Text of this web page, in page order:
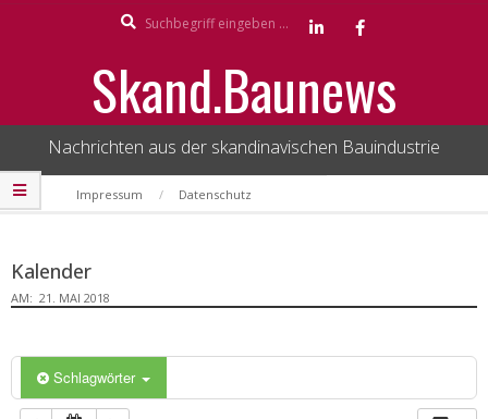
Skand.Baunews
Nachrichten aus der skandinavischen Bauindustrie
Secondary
Navigation
Impressum Datenschutz
Kalender
AM: 21. MAI 2018
Schlagwörter